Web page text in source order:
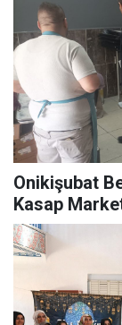
Onikişubat
Kasap